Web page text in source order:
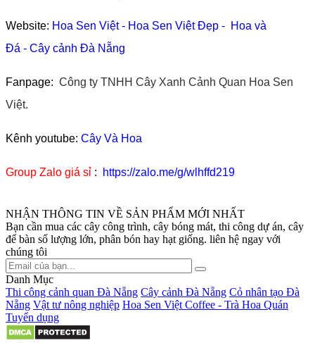
Website: Hoa Sen Việt- Hoa Sen Việt Đẹp - Hoa và
Đá - Cây cảnh Đà Nẵng
Fanpage: Công ty TNHH Cây Xanh Cảnh Quan Hoa Sen
Việt.
Kênh youtube: Cây Và Hoa
Group Zalo giá sỉ : https://zalo.me/g/wlhffd219
NHẬN THÔNG TIN VỀ SẢN PHẨM MỚI NHẤT
Bạn cần mua các cây công trình, cây bóng mát, thi công dự án, cây
để bàn số lượng lớn, phân bón hay hạt giống. liên hệ ngay với
chúng tôi
Danh Mục
Thi công cảnh quan Đà Nẵng Cây cảnh Đà Nẵng Cỏ nhân tạo Đà
Nẵng Vật tư nông nghiệp Hoa Sen Việt Coffee - Trà Hoa Quán
Tuyển dụng